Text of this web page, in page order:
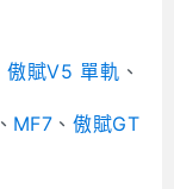
傲賦V5 單軌 、
、 MF7、傲賦GT